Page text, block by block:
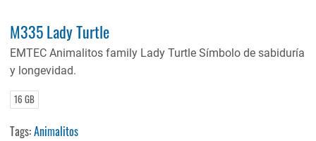
M335 Lady Turtle
EMTEC Animalitos family Lady Turtle Símbolo de sabiduría
y longevidad.
16 GB
Tags:Animalitos